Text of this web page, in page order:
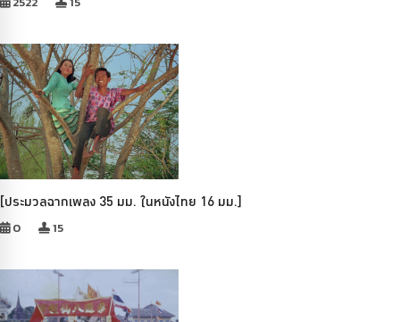
[ประมวลฉากเพลง 35 มม. ในหนังไทย 16 มม.]
0 15